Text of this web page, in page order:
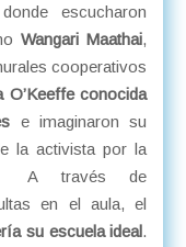
escucharon
Wangari Maathai,
cooperativos
O’Keeffe conocida
e imaginaron su
la activista por la
través de
en el aula, el
su escuela ideal.